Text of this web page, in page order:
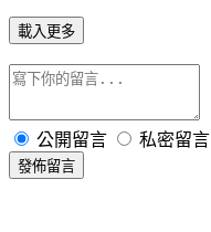
載入更多
公開留言 私密留言
發佈留言